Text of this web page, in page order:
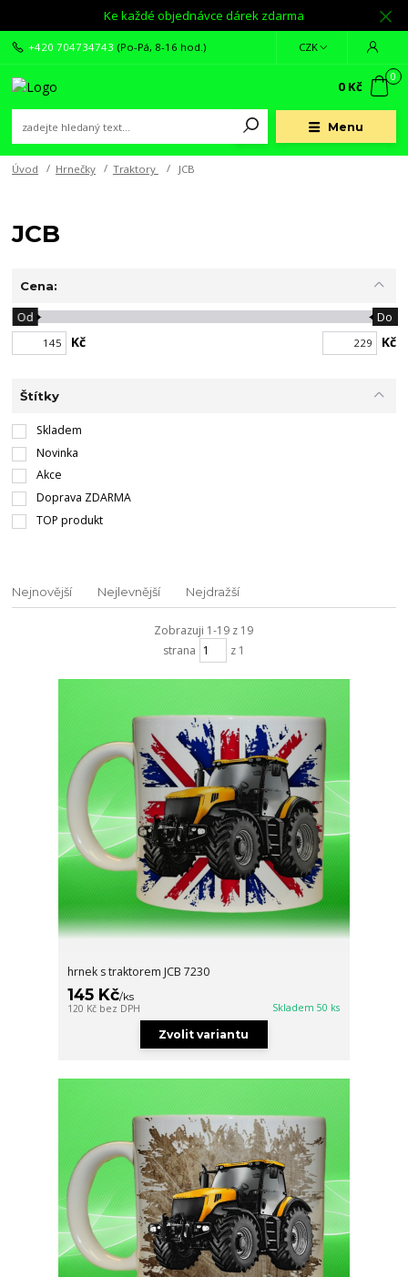
Ke každé objednávce dárek zdarma
Menu
CZK
+420 704734743 (Po-Pá, 8-16 hod.)
0
0 Kč
Úvod Hrnečky Traktory JCB
JCB
Cena:
Kč
Od Do
Kč
Štítky
Skladem
Novinka
Akce
Doprava ZDARMA
TOP produkt
Nejnovější Nejlevnější Nejdražší
Zobrazuji 1-19 z 19
strana
z 1
hrnek s traktorem JCB 7230
145 Kč/ks
120 Kč bez DPH Skladem 50 ks
Zvolit variantu